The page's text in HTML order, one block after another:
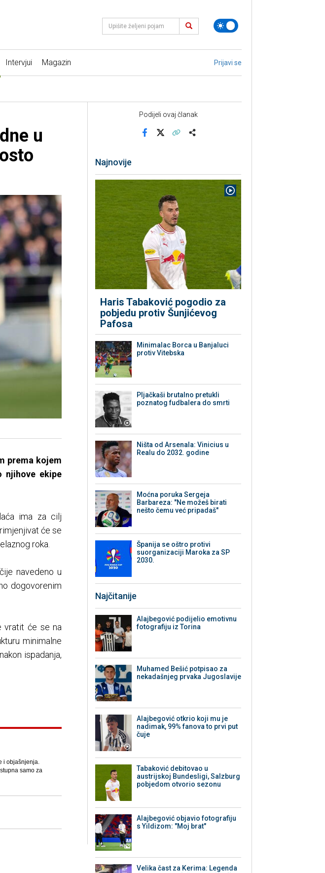
Intervjui Magazin Prijavi se
u
prema kojem
njihove ekipe
ima za cilj
će se
roka.
navedeno u
dogovorenim
vratit će se na
minimalne
ispadanja,
i objašnjenja.
samo za
Podijeli ovaj članak
Najnovije
Haris Tabaković pogodio za
pobjedu protiv Šunjićevog
Pafosa
Minimalac Borca u Banjaluci
protiv Vitebska
Pljačkaši brutalno pretukli
poznatog fudbalera do smrti
Ništa od Arsenala: Vinicius u
Realu do 2032. godine
Moćna poruka Sergeja
Barbareza: "Ne možeš birati
nešto čemu već pripadaš"
Španija se oštro protivi
suorganizaciji Maroka za SP
2030.
Najčitanije
Alajbegović podijelio emotivnu
fotografiju iz Torina
Muhamed Bešić potpisao za
nekadašnjeg prvaka Jugoslavije
Alajbegović otkrio koji mu je
nadimak, 99% fanova to prvi put
čuje
Tabaković debitovao u
austrijskoj Bundesligi, Salzburg
pobjedom otvorio sezonu
Alajbegović objavio fotografiju
s Yildizom: "Moj brat"
Velika čast za Kerima: Legenda